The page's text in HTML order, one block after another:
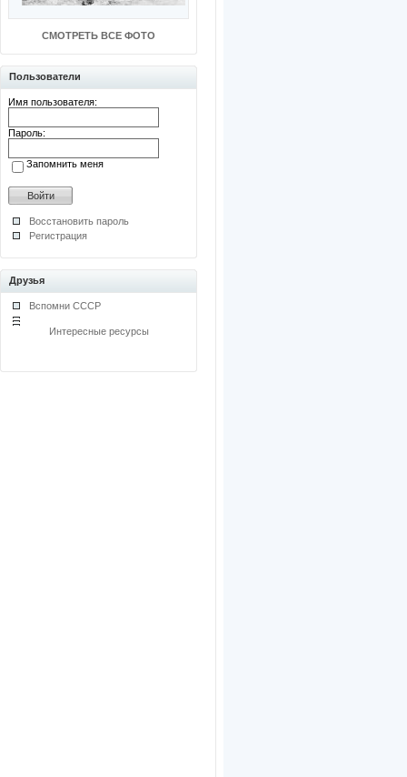
СМОТРЕТЬ ВСЕ ФОТО
Пользователи
Имя пользователя:
Пароль:
Запомнить меня
Восстановить пароль
Регистрация
Друзья
Вспомни СССР
Интересные ресурсы